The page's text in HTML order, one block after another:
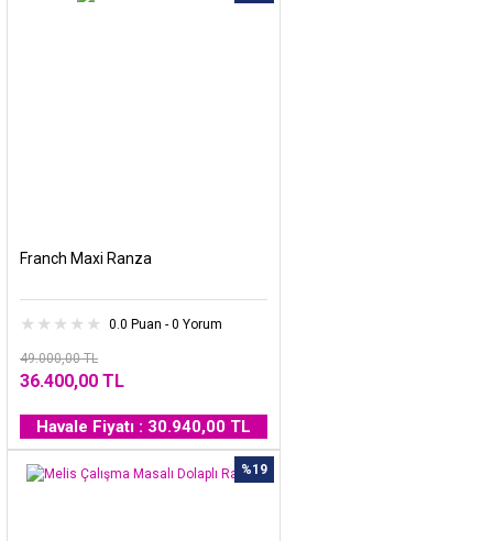
Franch Maxi Ranza
0.0 Puan - 0 Yorum
49.000,00 TL
36.400,00 TL
Havale Fiyatı : 30.940,00 TL
%19